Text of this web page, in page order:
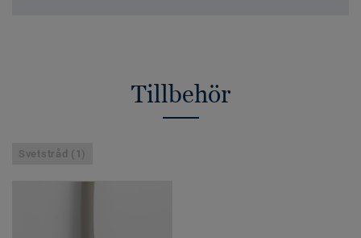
Tillbehör
Svetstråd (1)